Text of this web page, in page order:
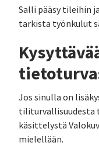
Salli pääsy tileihin
tarkista työnkulut
Jos sinulla on
tiliturvallisuudesta
käsittelystä
mielellään.